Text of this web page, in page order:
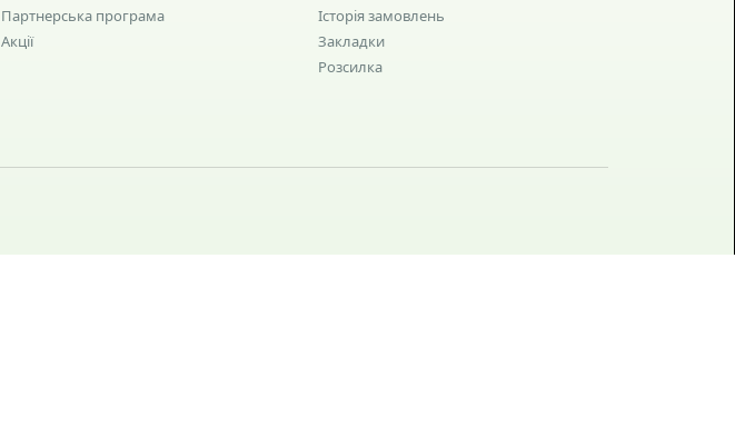
Партнерська програма
Акції
Історія замовлень
Закладки
Розсилка